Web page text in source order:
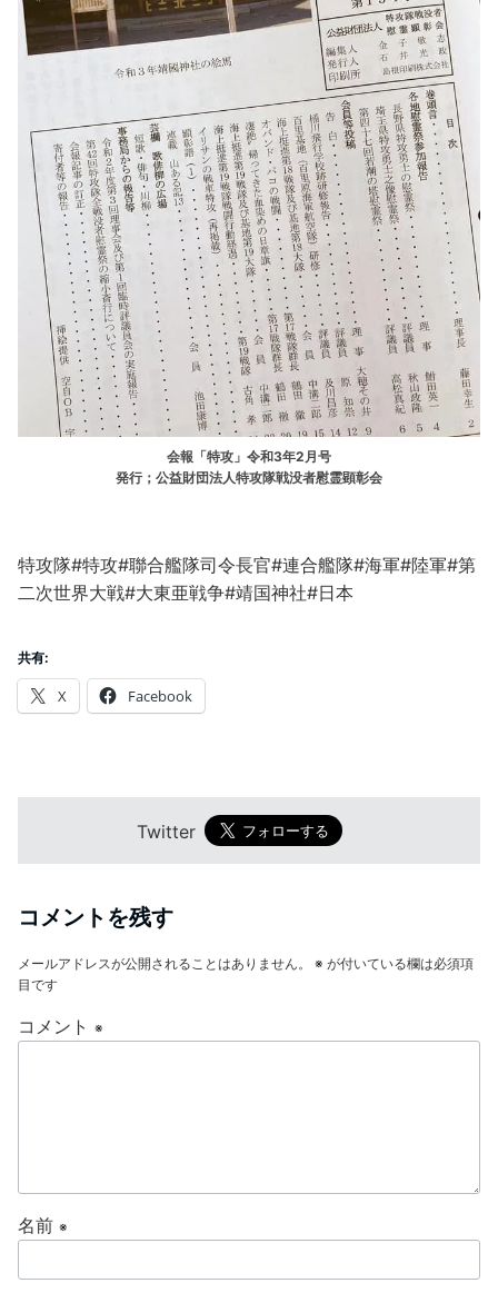
会報「特攻」令和3年2月号
発行；公益財団法人特攻隊戦没者慰霊顕彰会
特攻隊#特攻#聯合艦隊司令長官#連合艦隊#海軍#陸軍#第
二次世界大戦#大東亜戦争#靖国神社#日本
共有:
X Facebook
Twitter
コメントを残す
メールアドレスが公開されることはありません。 ※ が付いている欄は必須項
目です
コメント ※
名前 ※